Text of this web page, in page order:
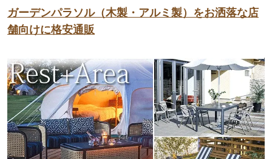
ガーデンパラソル（木製・アルミ製）をお洒落な店
舗向けに格安通販